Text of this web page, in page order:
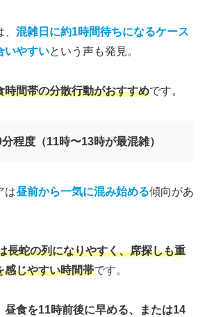
混雑日に約1時間待ちになるケース
いやすいという声も発見。
時間帯の分散行動がおすすめです。
分程度（11時〜13時が最混雑）
は昼前から一気に混み始める傾向があ
長蛇の列になりやすく、席探しも重
感じやすい時間帯です。
昼食を11時前後に早める、または14